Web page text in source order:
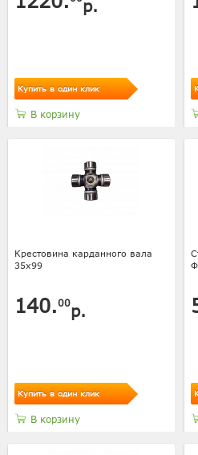
р.
Купить в один клик
В корзину
Крестовина карданного вала
35х99
140.00р.
Купить в один клик
В корзину